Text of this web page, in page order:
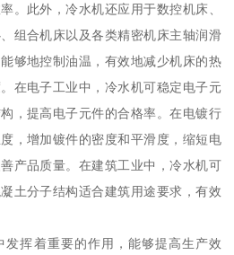
。此外，冷水机还应用于数控机床、
组合机床以及各类精密机床主轴润滑
够地控制油温，有效地减少机床的热
在电子工业中，冷水机可稳定电子元
，提高电子元件的合格率。在电镀行
，增加镀件的密度和平滑度，缩短电
产品质量。在建筑工业中，冷水机可
土分子结构适合建筑用途要求，有效
发挥着重要的作用，能够提高生产效